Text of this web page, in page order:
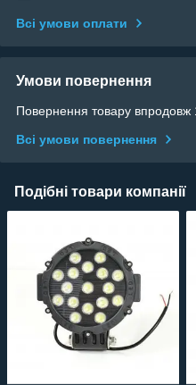
Всі умови оплати
Умови повернення
Повернення товару впродовж
Всі умови повернення
Подібні товари компанії